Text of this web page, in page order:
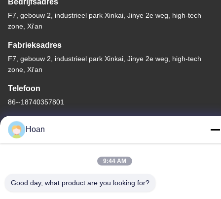
Bedrijfsadres
F7, gebouw 2, industrieel park Xinkai, Jinye 2e weg, high-tech
zone, Xi'an
Fabrieksadres
F7, gebouw 2, industrieel park Xinkai, Jinye 2e weg, high-tech
zone, Xi'an
Telefoon
86--18740357801
China Goede kwaliteit De Trillingsisolator van de draadkabel
rechten voorbehoudena.
Hoan
9:44 AM
Good day, what product are you looking for?